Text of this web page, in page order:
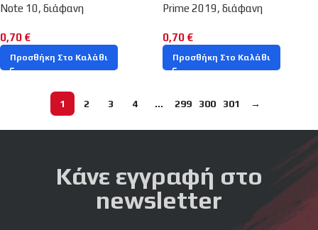
Note 10, διάφανη
0,70 €
Προσθήκη Στο Καλάθι
Prime 2019, διάφανη
0,70 €
Προσθήκη Στο Καλάθι
1 2 3 4 … 299 300 301 →
Κάνε εγγραφή στο
newsletter